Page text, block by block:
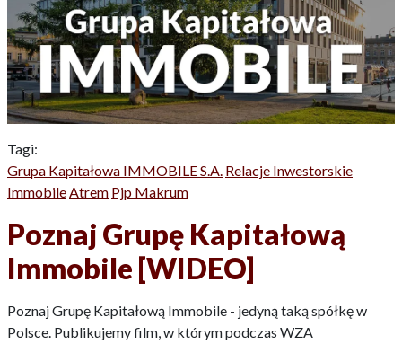
Tagi:
Grupa Kapitałowa IMMOBILE S.A. Relacje Inwestorskie
ImmobileAtrem Pjp Makrum
Poznaj Grupę Kapitałową
Immobile [WIDEO]
Poznaj Grupę Kapitałową Immobile - jedyną taką spółkę w
Polsce. Publikujemy film, w którym podczas WZA